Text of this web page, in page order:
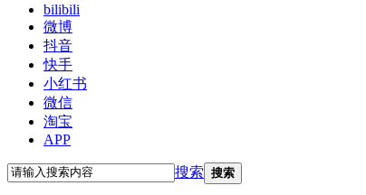
bilibili
微博
抖音
快手
小红书
微信
淘宝
APP
搜索 搜索